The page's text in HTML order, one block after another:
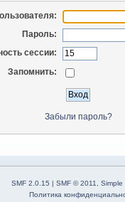
Пароль:
сессии:
Запомнить:
Забыли пароль?
SMF 2.0.15 | SMF © 2011
Simple
Политика